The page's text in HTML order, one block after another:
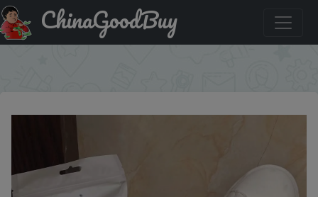
Придбати по знижці 10 шт., дезодорирующие шарики
для обувиChinaGoodBuy